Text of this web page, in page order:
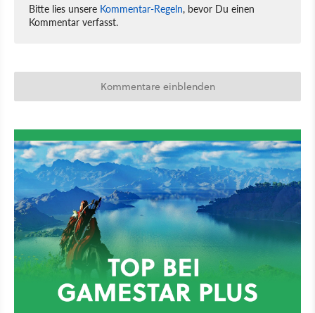
Bitte lies unsere Kommentar-Regeln, bevor Du einen
Kommentar verfasst.
Kommentare einblenden